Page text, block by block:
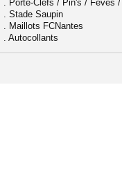
. Porte-Clefs / Pin's / Fèves
. Stade Saupin
. Maillots FCNantes
. Autocollants